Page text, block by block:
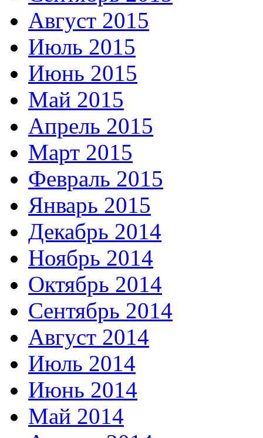
Август 2015
Июль 2015
Июнь 2015
Май 2015
Апрель 2015
Март 2015
Февраль 2015
Январь 2015
Декабрь 2014
Ноябрь 2014
Октябрь 2014
Сентябрь 2014
Август 2014
Июль 2014
Июнь 2014
Май 2014